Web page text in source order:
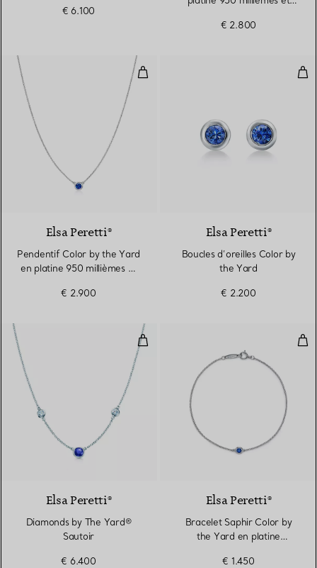
€ 6.100
€ 2.800
Pendentif Color by the Yard en
Elsa Peretti®
Pendentif Color by the Yard
en platine 950 millièmes et
€ 2.900
Elsa Peretti®
Boucles d’oreilles Color by
the Yard
€ 2.200
Diamonds by The Yard® Sautoir
Elsa Peretti®
Diamonds by The Yard®
Sautoir
€ 6.400
Elsa Peretti®
Bracelet Saphir Color by
the Yard en platine
€ 1.450